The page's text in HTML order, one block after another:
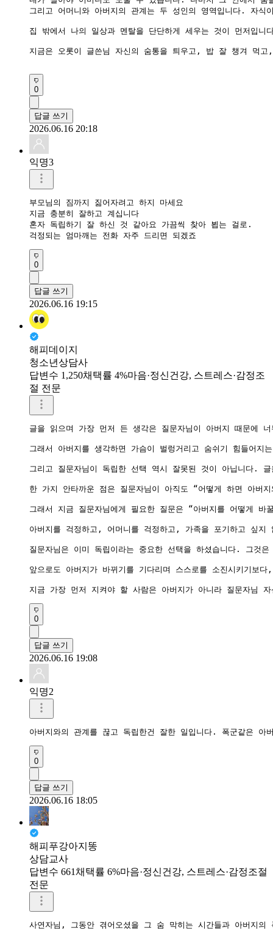
그리고 어머니와 아버지의 관계는 두 성인의 영역입니다. 자식
집 밖에서 나의 일상과 멘탈을 단단하게 세우는 것이 먼저입
지금은 오롯이 글쓴님 자신의 숨통을 틔우고, 밥 잘 챙겨 먹
0
답글 쓰기
2026.06.16 20:18
익명3
부모님의 짐까지 짊어자려고 하지 마세요
지금 충분히 잘하고 계십니다
혼자 독립하기 잘 하신 것 같아요 가끔씩 찾아 뵙는 걸로.
걱정되는 엄마깨는 전화 자주 드리면 되겠죠
0
답글 쓰기
2026.06.16 19:15
해피데이지
청소년상담사
답변수 1,250채택률 4%마음·정신건강, 스트레스·감정조
절 전문
글을 읽으며 가장 먼저 든 생각은 질문자님이 아버지 때문에
그래서 아버지를 생각하면 가슴이 벌렁거리고 숨쉬기 힘들어
그리고 질문자님이 독립한 선택 역시 잘못된 것이 아닙니다.
한 가지 안타까운 점은 질문자님이 아직도 “어떻게 하면 아버
그래서 지금 질문자님에게 필요한 질문은 “아버지를 어떻게
아버지를 걱정하고, 어머니를 걱정하고, 가족을 포기하고 싶
질문자님은 이미 독립이라는 중요한 선택을 하셨습니다. 그것
앞으로도 아버지가 바뀌기를 기다리며 스스로를 소진시키기
지금 가장 먼저 지켜야 할 사람은 아버지가 아니라 질문자님
0
답글 쓰기
2026.06.16 19:08
익명2
아버지와의 관계를 끊고 독립한건 잘한 일입니다. 폭군같은
0
답글 쓰기
2026.06.16 18:05
해피푸강아지똥
상담교사
답변수 661 채택률 6%마음·정신건강, 스트레스·감정조절
전문
사연자님, 그동안 겪어오셨을 그 숨 막히는 시간들과 아버지